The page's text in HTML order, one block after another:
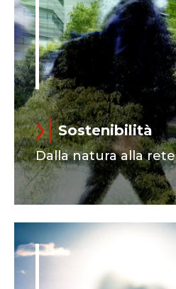
Sostenibilità
Dalla natura alla rete